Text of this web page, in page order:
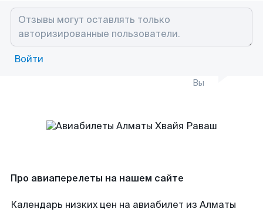
Войти
Вы
Про авиаперелеты на нашем сайте
Календарь низких цен на авиабилет из Алматы